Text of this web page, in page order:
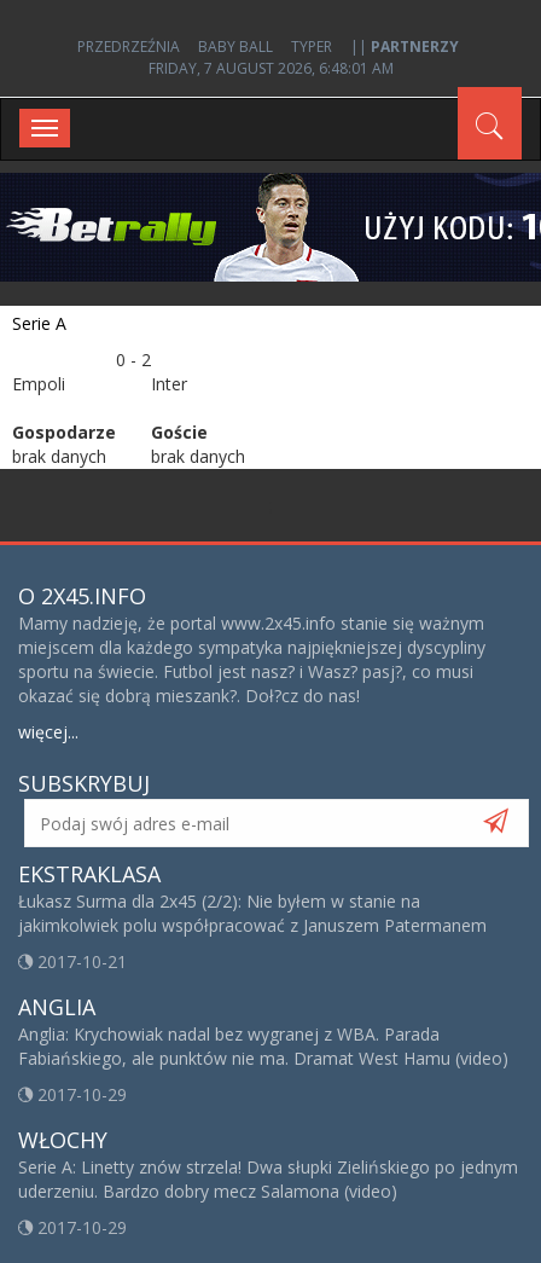
PRZEDRZEŹNIA BABY BALL TYPER || PARTNERZY
FRIDAY, 7 AUGUST 2026, 6:48:01 AM
Toggle
navigation
Serie A
0 - 2
Empoli
Inter
Gospodarze
brak danych
Goście
brak danych
O 2X45.INFO
Mamy nadzieję, że portal www.2x45.info stanie się ważnym
miejscem dla każdego sympatyka najpiękniejszej dyscypliny
sportu na świecie. Futbol jest nasz? i Wasz? pasj?, co musi
okazać się dobrą mieszank?. Doł?cz do nas!
więcej...
SUBSKRYBUJ
EKSTRAKLASA
Łukasz Surma dla 2x45 (2/2): Nie byłem w stanie na
jakimkolwiek polu współpracować z Januszem Patermanem
2017-10-21
ANGLIA
Anglia: Krychowiak nadal bez wygranej z WBA. Parada
Fabiańskiego, ale punktów nie ma. Dramat West Hamu (video)
2017-10-29
WŁOCHY
Serie A: Linetty znów strzela! Dwa słupki Zielińskiego po jednym
uderzeniu. Bardzo dobry mecz Salamona (video)
2017-10-29